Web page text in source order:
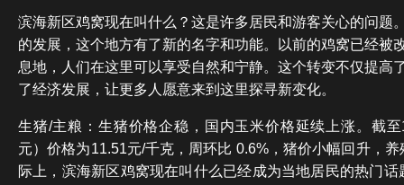
滨海新区鸡窝现在叫什么？这是许多居民和游客关心的问题
的发展，这个地方有了新的名字和功能。以前的鸡窝已经被
息地，人们在这里可以享受自然和宁静。这个转变不仅提高
了经济发展，让更多人愿意来到这里探寻新变化。
生猪/主粮：生猪价格企稳，国内玉米价格延续上涨。截
元）价格为11.51元/千克，周环比 0.6%，猪价小幅回升，
际上，滨海新区鸡窝现在叫什么已经成为当地居民的热门